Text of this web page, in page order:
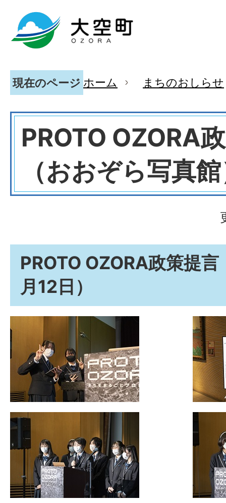
現在のページ ホーム まちのおしらせ
PROTO OZORA
（おおぞら写真
PROTO OZORA政策提
月12日）